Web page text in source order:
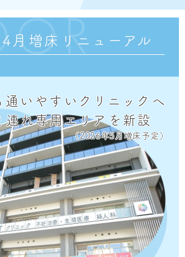
月増床リニューアル
通いやすいクリニックへ
連れ専用エリアを新設
（2026年5月増床予定）